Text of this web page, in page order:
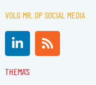
VOLG MR. OP SOCIAL MEDIA
L
i
n
k
R
s
s
THEMA'S